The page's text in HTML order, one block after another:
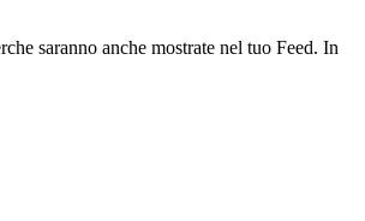
saranno anche mostrate nel tuo Feed. In